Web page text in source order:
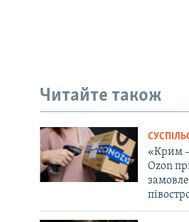
Читайте також
«Крим
Ozon